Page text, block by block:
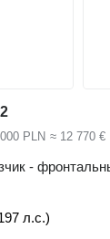
PLN ≈ 12 770 €
-
л.с.)